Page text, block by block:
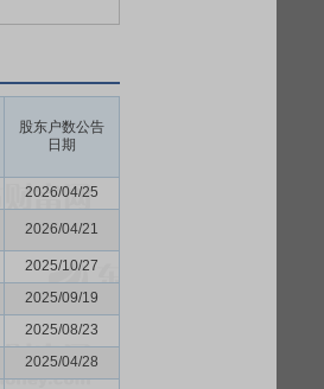
股东户数公告
日期
2026/04/25
2026/04/21
2025/10/27
2025/09/19
2025/08/23
2025/04/28